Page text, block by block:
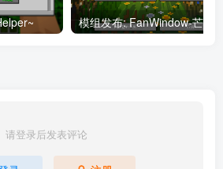
仓库，优先级为从上到下。对于你的
Gradle会从上到下依次在每个仓库中
都找不到需要的依赖则视作异常。
这些依赖，在这一部分指定依赖储存
模组发布: FanWindow-芒果
请登录后发表评论